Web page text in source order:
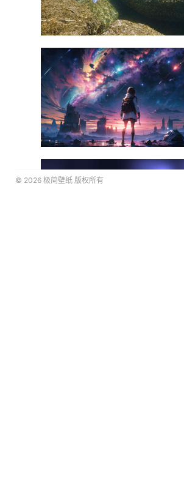
© 2026 极简壁纸 版权所有